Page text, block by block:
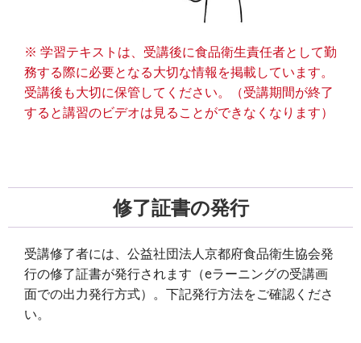
※ 学習テキストは、受講後に食品衛生責任者として勤
務する際に必要となる大切な情報を掲載しています。
受講後も大切に保管してください。（受講期間が終了
すると講習のビデオは見ることができなくなります）
修了証書の発行
受講修了者には、公益社団法人京都府食品衛生協会発
行の修了証書が発行されます（eラーニングの受講画
面での出力発行方式）。下記発行方法をご確認くださ
い。